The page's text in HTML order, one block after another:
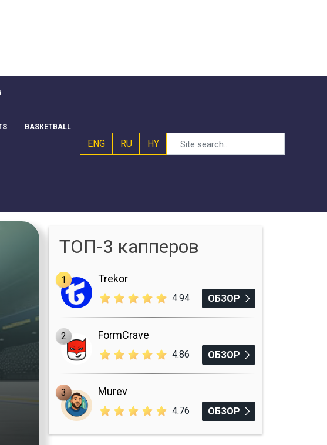
BASKETBALL
ENG RU HY
ТОП-3 капперов
1 Trekor
4.94 ОБЗОР
2 FormCrave
4.86 ОБЗОР
3 Murev
4.76 ОБЗОР